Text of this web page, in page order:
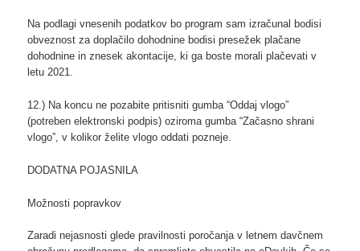
Na podlagi vnesenih podatkov bo program sam izračunal bodisi
obveznost za doplačilo dohodnine bodisi presežek plačane
dohodnine in znesek akontacije, ki ga boste morali plačevati v
letu 2021.
12.) Na koncu ne pozabite pritisniti gumba “Oddaj vlogo”
(potreben elektronski podpis) oziroma gumba “Začasno shrani
vlogo”, v kolikor želite vlogo oddati pozneje.
DODATNA POJASNILA
Možnosti popravkov
Zaradi nejasnosti glede pravilnosti poročanja v letnem davčnem